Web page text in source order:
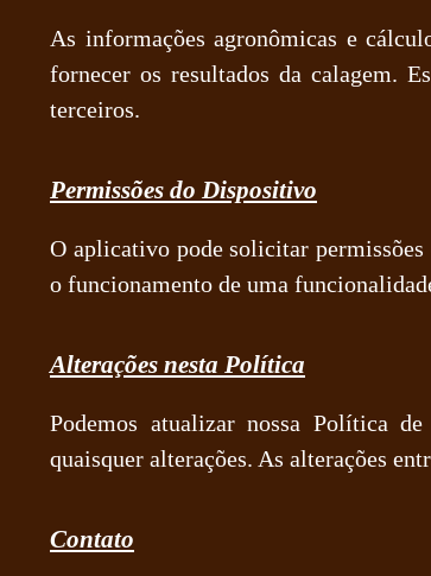
As informações agronômicas e
fornecer os resultados da calagem.
terceiros.
Permissões do Dispositivo
O aplicativo pode solicitar permissões
o funcionamento de uma
Alterações nesta Política
Podemos atualizar nossa Política
quaisquer alterações. As alterações
Contato